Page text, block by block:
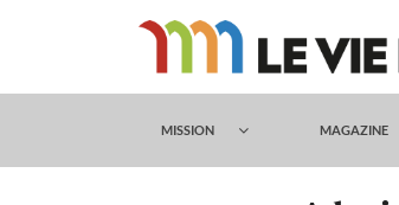
MISSION MAGAZINE